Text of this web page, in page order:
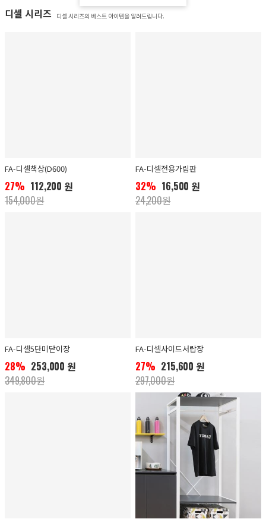
디셀 시리즈 디셀 시리즈의 베스트 아이템을 알려드립니다.
FA-디셀책상(D600)
27% 112,200 원
154,000원
FA-디셀전용가림판
32% 16,500 원
24,200원
FA-디셀5단미닫이장
28% 253,000 원
349,800원
FA-디셀사이드서랍장
27% 215,600 원
297,000원